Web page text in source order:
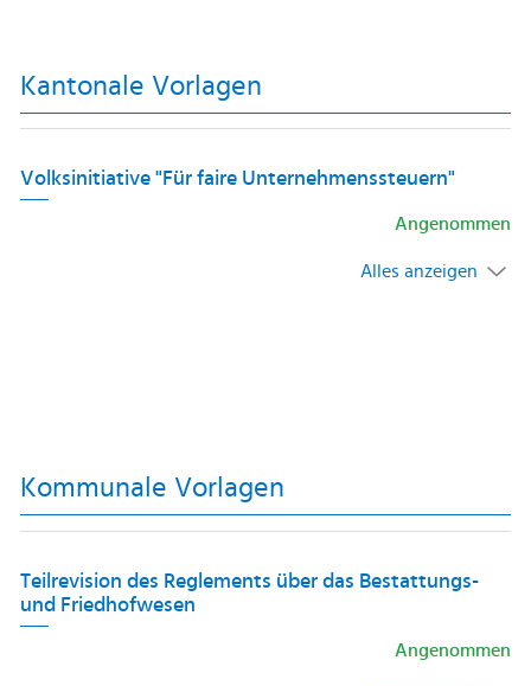
Kantonale Vorlagen
Volksinitiative "Für faire Unternehmenssteuern"
Angenommen
Alles anzeigen
Kommunale Vorlagen
Teilrevision des Reglements über das Bestattungs-
und Friedhofwesen
Angenommen